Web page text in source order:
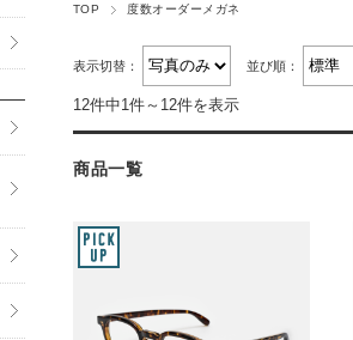
TOP 度数オーダーメガネ
表示切替： 並び順：
12件中1件～12件を表示
商品一覧